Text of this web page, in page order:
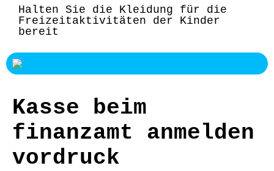
Halten Sie die Kleidung für die
Freizeitaktivitäten der Kinder
bereit
Kasse beim
finanzamt anmelden
vordruck